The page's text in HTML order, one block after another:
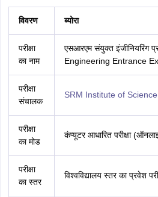
विवरण ब्योरा
परीक्षा
का नाम
एसआरएम संयुक्त इंजीनियरिंग
Engineering Entrance
परीक्षा
संचालक
SRM Institute of
परीक्षा
का मोड
कंप्यूटर आधारित परीक्षा
परीक्षा
का स्तर
विश्वविद्यालय स्तर का प्रवेश